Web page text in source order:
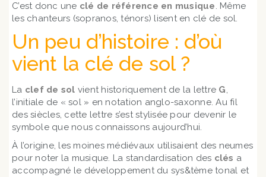
C’est donc une clé de référence en musique. Même
les chanteurs (sopranos, ténors) lisent en clé de sol.
Un peu d’histoire : d’où
vient la clé de sol ?
La clef de sol vient historiquement de la lettre G,
l’initiale de « sol » en notation anglo-saxonne. Au fil
des siècles, cette lettre s’est stylisée pour devenir le
symbole que nous connaissons aujourd’hui.
À l’origine, les moines médiévaux utilisaient des neumes
pour noter la musique. La standardisation des clés a
accompagné le développement du sys&tème tonal et